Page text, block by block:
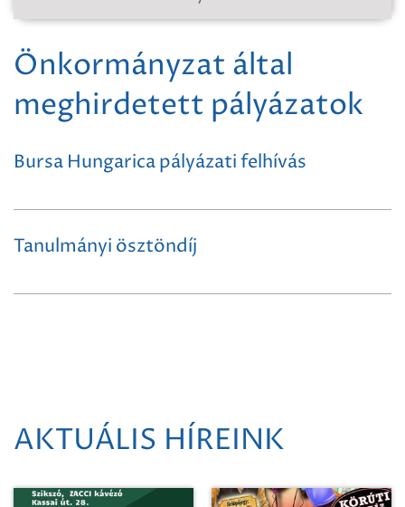
Önkormányzat által
meghirdetett pályázatok
Bursa Hungarica pályázati felhívás
Tanulmányi ösztöndíj
AKTUÁLIS HÍREINK